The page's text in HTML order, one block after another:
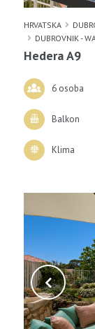
HRVATSKA
DUBROVNIK -
Hedera A9
6 osoba
Balkon
Klima